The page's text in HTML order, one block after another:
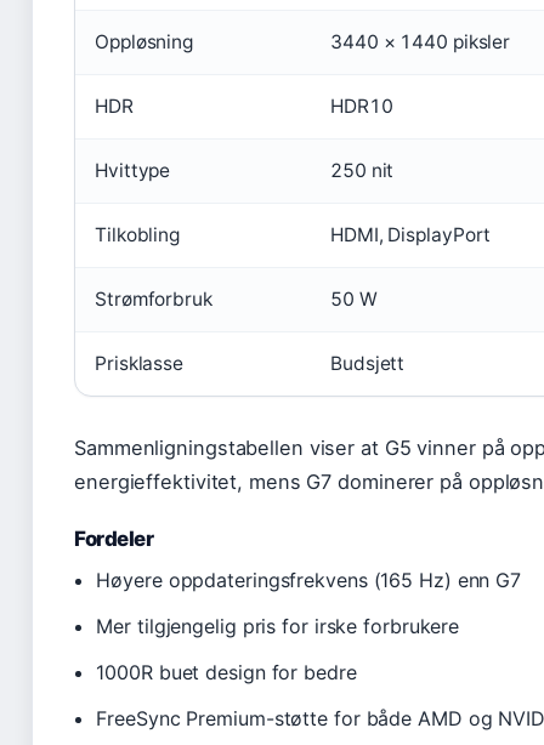
Oppløsning 3440 × 1440 piksler
HDR HDR10
Hvittype 250 nit
Tilkobling HDMI, DisplayPort
Strømforbruk 50 W
Prisklasse Budsjett
Sammenligningstabellen viser at G5 vinner på
energieffektivitet, mens G7 dominerer på
Fordeler
Høyere oppdateringsfrekvens (165 Hz) enn G7
Mer tilgjengelig pris for irske forbrukere
1000R buet design for bedre
FreeSync Premium-støtte for både AMD og